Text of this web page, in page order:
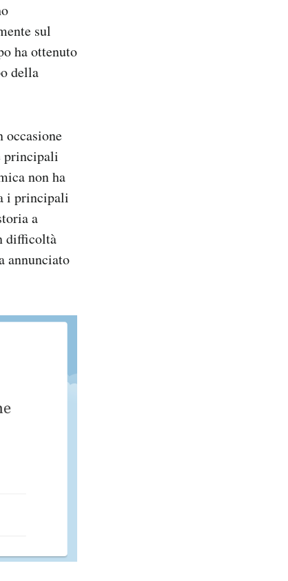
sul
ha ottenuto
della
occasione
principali
non ha
i principali
a
difficoltà
annunciato